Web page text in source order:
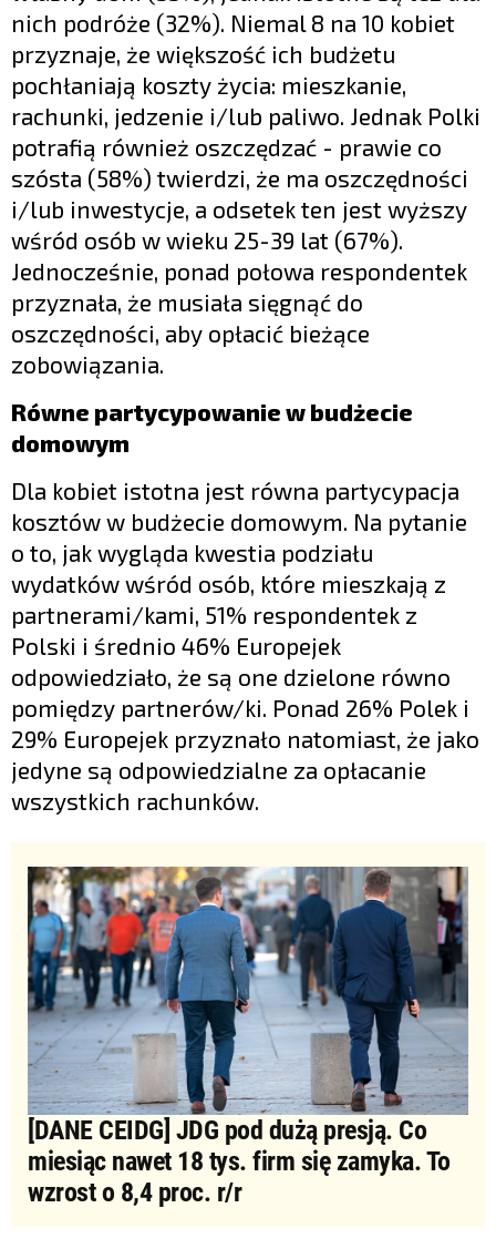
nich podróże (32%). Niemal 8 na 10 kobiet
przyznaje, że większość ich budżetu
pochłaniają koszty życia: mieszkanie,
rachunki, jedzenie i/lub paliwo. Jednak Polki
potrafią również oszczędzać - prawie co
szósta (58%) twierdzi, że ma oszczędności
i/lub inwestycje, a odsetek ten jest wyższy
wśród osób w wieku 25-39 lat (67%).
Jednocześnie, ponad połowa respondentek
przyznała, że musiała sięgnąć do
oszczędności, aby opłacić bieżące
zobowiązania.
Równe partycypowanie w budżecie
domowym
Dla kobiet istotna jest równa partycypacja
kosztów w budżecie domowym. Na pytanie
o to, jak wygląda kwestia podziału
wydatków wśród osób, które mieszkają z
partnerami/kami, 51% respondentek z
Polski i średnio 46% Europejek
odpowiedziało, że są one dzielone równo
pomiędzy partnerów/ki. Ponad 26% Polek i
29% Europejek przyznało natomiast, że jako
jedyne są odpowiedzialne za opłacanie
wszystkich rachunków.
[DANE CEIDG] JDG pod dużą presją. Co
miesiąc nawet 18 tys. firm się zamyka. To
wzrost o 8,4 proc. r/r